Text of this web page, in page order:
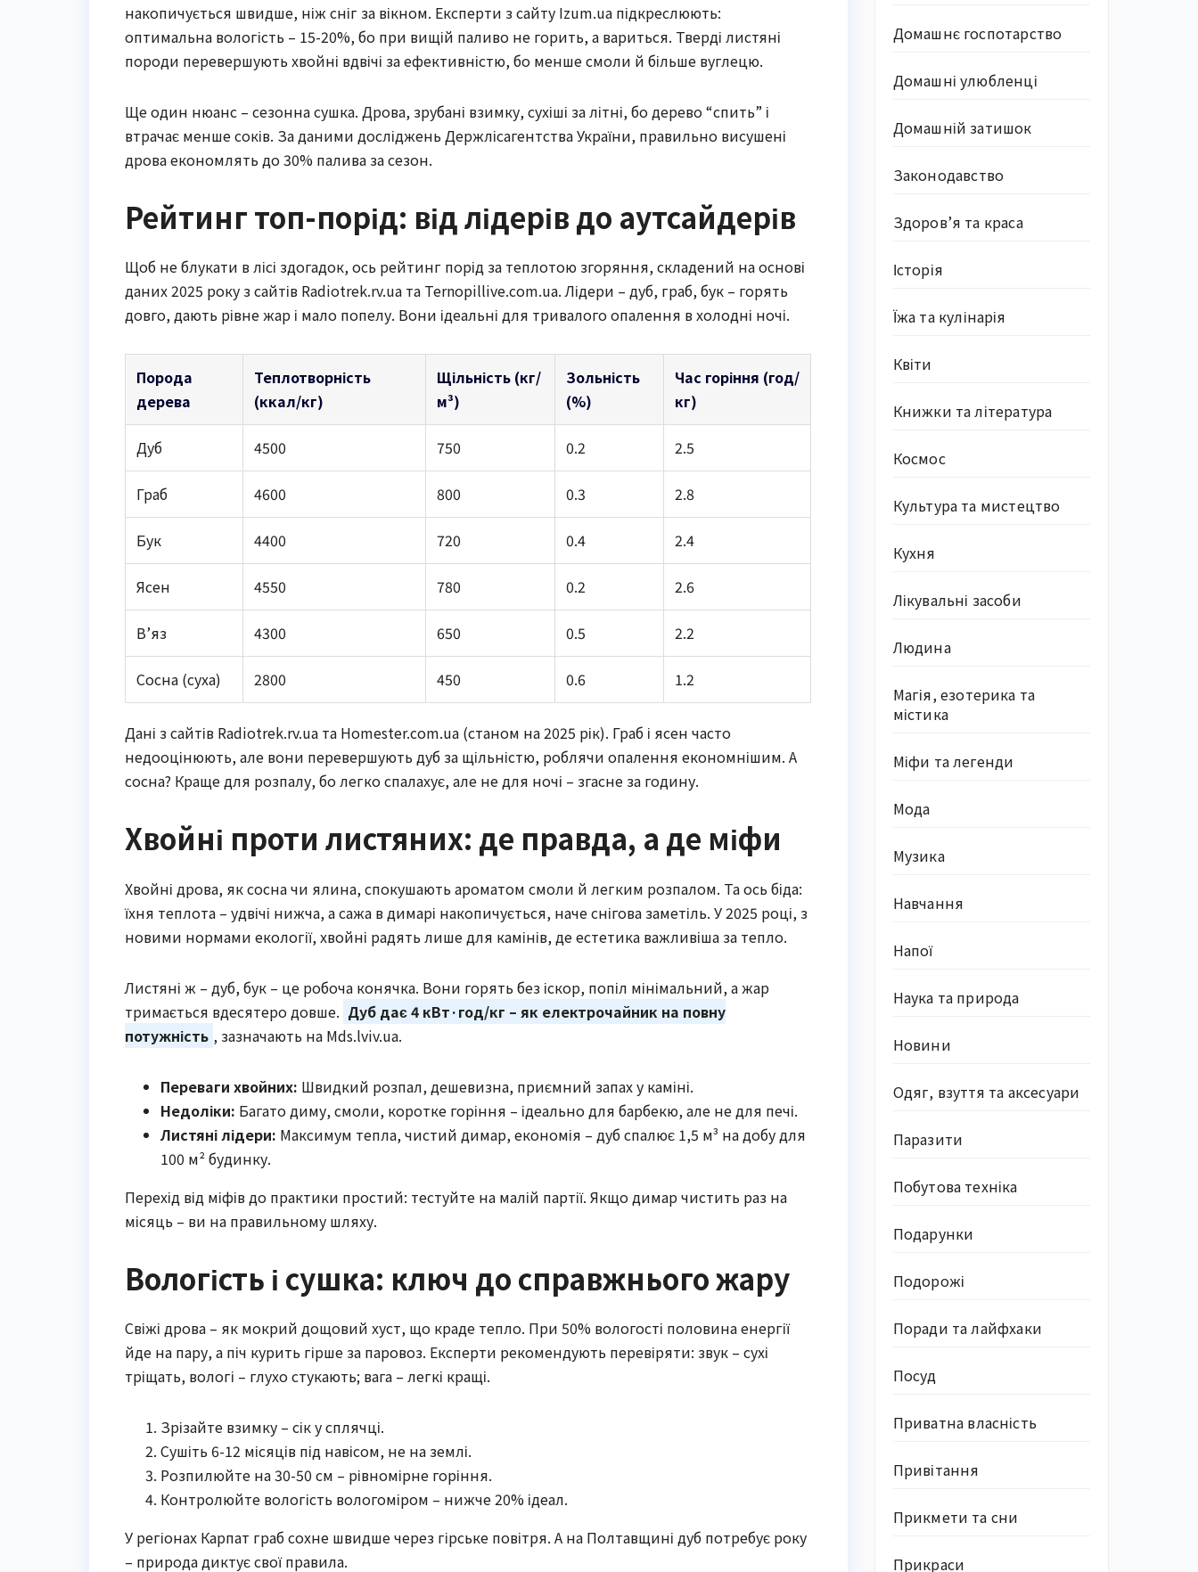
накопичується швидше, ніж сніг за вікном. Експерти з сайту Izum.ua підкреслюють:
оптимальна вологість – 15-20%, бо при вищій паливо не горить, а вариться. Тверді листяні
породи перевершують хвойні вдвічі за ефективністю, бо менше смоли й більше вуглецю.
Ще один нюанс – сезонна сушка. Дрова, зрубані взимку, сухіші за літні, бо дерево “спить” і
втрачає менше соків. За даними досліджень Держлісагентства України, правильно висушені
дрова економлять до 30% палива за сезон.
Рейтинг топ-порід: від лідерів до аутсайдерів
Щоб не блукати в лісі здогадок, ось рейтинг порід за теплотою згоряння, складений на основі
даних 2025 року з сайтів Radiotrek.rv.ua та Ternopillive.com.ua. Лідери – дуб, граб, бук – горять
довго, дають рівне жар і мало попелу. Вони ідеальні для тривалого опалення в холодні ночі.
Порода
дерева
Теплотворність
(ккал/кг)
Щільність (кг/
м³)
Зольність
(%)
Час горіння (год/
кг)
Дуб 4500 750 0.2 2.5
Граб 4600 800 0.3 2.8
Бук 4400 720 0.4 2.4
Ясен 4550 780 0.2 2.6
В’яз 4300 650 0.5 2.2
Сосна (суха) 2800 450 0.6 1.2
Дані з сайтів Radiotrek.rv.ua та Homester.com.ua (станом на 2025 рік). Граб і ясен часто
недооцінюють, але вони перевершують дуб за щільністю, роблячи опалення економнішим. А
сосна? Краще для розпалу, бо легко спалахує, але не для ночі – згасне за годину.
Хвойні проти листяних: де правда, а де міфи
Хвойні дрова, як сосна чи ялина, спокушають ароматом смоли й легким розпалом. Та ось біда:
їхня теплота – удвічі нижча, а сажа в димарі накопичується, наче снігова заметіль. У 2025 році, з
новими нормами екології, хвойні радять лише для камінів, де естетика важливіша за тепло.
Листяні ж – дуб, бук – це робоча конячка. Вони горять без іскор, попіл мінімальний, а жар
тримається вдесятеро довше. Дуб дає 4 кВт·год/кг – як електрочайник на повну
потужність , зазначають на Mds.lviv.ua.
Переваги хвойних: Швидкий розпал, дешевизна, приємний запах у каміні.
Недоліки: Багато диму, смоли, коротке горіння – ідеально для барбекю, але не для печі.
Листяні лідери: Максимум тепла, чистий димар, економія – дуб спалює 1,5 м³ на добу для
100 м² будинку.
Перехід від міфів до практики простий: тестуйте на малій партії. Якщо димар чистить раз на
місяць – ви на правильному шляху.
Вологість і сушка: ключ до справжнього жару
Свіжі дрова – як мокрий дощовий хуст, що краде тепло. При 50% вологості половина енергії
йде на пару, а піч курить гірше за паровоз. Експерти рекомендують перевіряти: звук – сухі
тріщать, вологі – глухо стукають; вага – легкі кращі.
Зрізайте взимку – сік у сплячці.
Сушіть 6-12 місяців під навісом, не на землі.
Розпилюйте на 30-50 см – рівномірне горіння.
Контролюйте вологість вологоміром – нижче 20% ідеал.
У регіонах Карпат граб сохне швидше через гірське повітря. А на Полтавщині дуб потребує року
– природа диктує свої правила.
Домашнє госпотарство
Домашні улюбленці
Домашній затишок
Законодавство
Здоров’я та краса
Історія
Їжа та кулінарія
Квіти
Книжки та література
Космос
Культура та мистецтво
Кухня
Лікувальні засоби
Людина
Магія, езотерика та
містика
Міфи та легенди
Мода
Музика
Навчання
Напої
Наука та природа
Новини
Одяг, взуття та аксесуари
Паразити
Побутова техніка
Подарунки
Подорожі
Поради та лайфхаки
Посуд
Приватна власність
Привітання
Прикмети та сни
Прикраси